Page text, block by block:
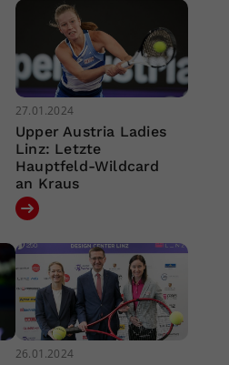
27.01.2024
Upper Austria Ladies
Linz: Letzte
Hauptfeld-Wildcard
an Kraus
26.01.2024